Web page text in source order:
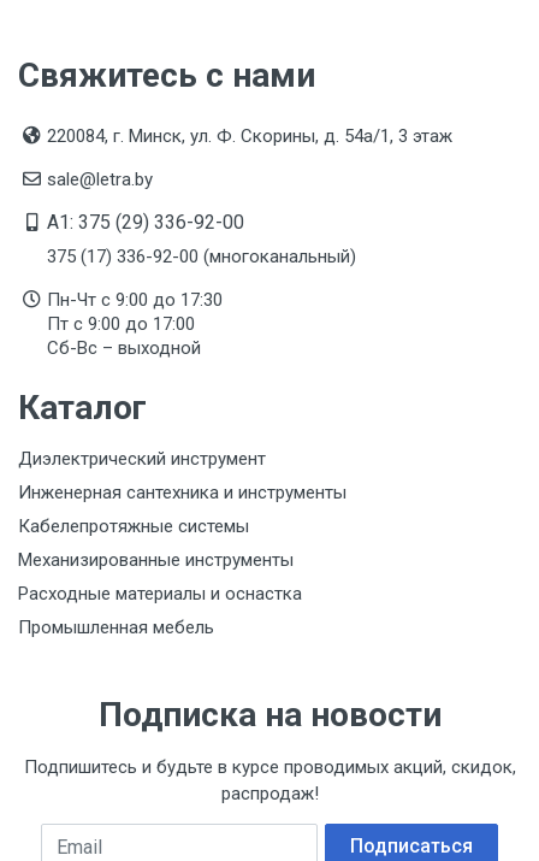
Свяжитесь с нами
220084, г. Минск, ул. Ф. Скорины, д. 54а/1, 3 этаж
sale@letra.by
A1: 375 (29) 336-92-00
375 (17) 336-92-00 (многоканальный)
Пн-Чт с 9:00 до 17:30
Пт с 9:00 до 17:00
Сб-Вс – выходной
Каталог
Диэлектрический инструмент
Инженерная сантехника и инструменты
Кабелепротяжные системы
Механизированные инструменты
Расходные материалы и оснастка
Промышленная мебель
Подписка на новости
Подпишитесь и будьте в курсе проводимых акций, скидок,
распродаж!
Email Подписаться